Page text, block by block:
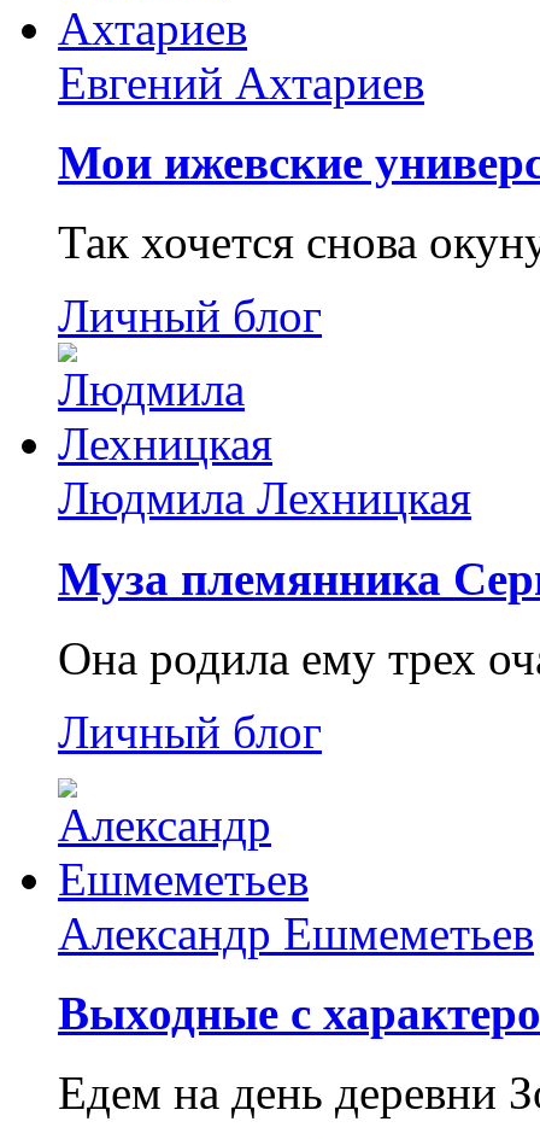
Евгений Ахтариев
Мои ижевские
Так хочется снова
Личный блог
Людмила Лехницкая
Муза племянника
Она родила ему трех
Личный блог
Александр Ешмеметьев
Выходные с
Едем на день деревни